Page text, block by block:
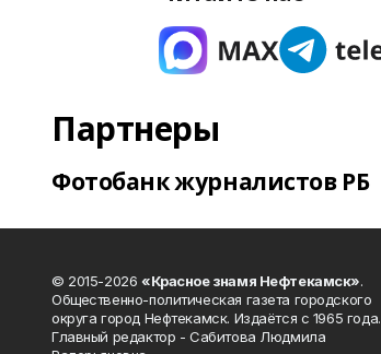
Партнеры
Фотобанк журналистов РБ
© 2015-2026 «Красное знамя Нефтекамск».
Общественно-политическая газета городского
округа город Нефтекамск. Издаётся с 1965 года.
Главный редактор - Сабитова Людмила